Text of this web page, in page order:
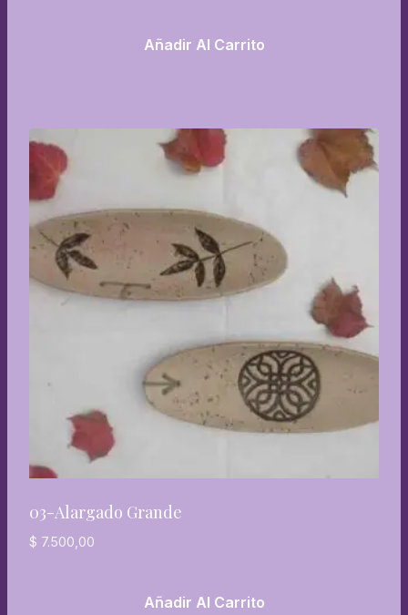
Añadir Al Carrito
03-Alargado Grande
$ 7.500,00
Añadir Al Carrito